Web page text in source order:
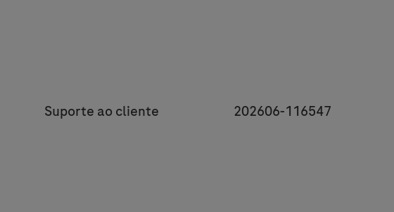
Category
Suporte ao cliente JobId
202606-116547